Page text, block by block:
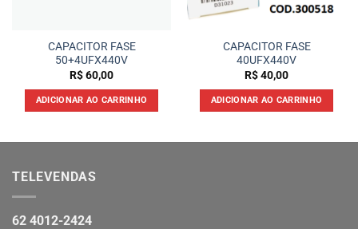
CAPACITOR FASE
50+4UFX440V
R$60,00
ADICIONAR AO CARRINHO
CAPACITOR FASE
40UFX440V
R$40,00
ADICIONAR AO CARRINHO
TELEVENDAS
62 4012-2424